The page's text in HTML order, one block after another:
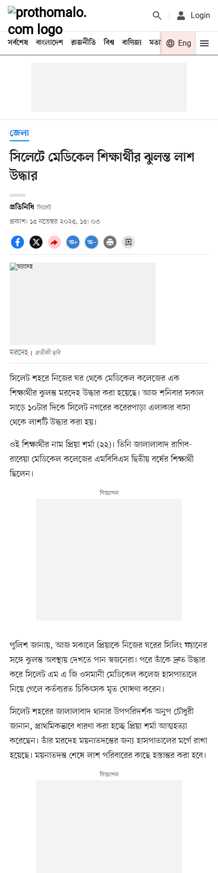
Login
সর্বশেষ বাংলাদেশ রাজনীতি বিশ্ব বাণিজ্য মতামত খেলা
Eng
জেলা
সিলেটে মেডিকেল শিক্ষার্থীর ঝুলন্ত লাশ
উদ্ধার
প্রতিনিধি সিলেট
প্রকাশ: ১৫ নভেম্বর ২০২৫, ১৫: ০৩
মরদেহ প্রতীকী ছবি
সিলেট শহরে নিজের ঘর থেকে মেডিকেল কলেজের এক
শিক্ষার্থীর ঝুলন্ত মরদেহ উদ্ধার করা হয়েছে। আজ শনিবার সকাল
সাড়ে ১০টার দিকে সিলেট নগরের করেরপাড়া এলাকার বাসা
থেকে লাশটি উদ্ধার করা হয়।
ওই শিক্ষার্থীর নাম প্রিয়া শর্মা (২২)। তিনি জালালাবাদ রাগিব-
রাবেয়া মেডিকেল কলেজের এমবিবিএস দ্বিতীয় বর্ষের শিক্ষার্থী
ছিলেন।
পুলিশ জানায়, আজ সকালে প্রিয়াকে নিজের ঘরের সিলিং ফ্যানের
সঙ্গে ঝুলন্ত অবস্থায় দেখতে পান স্বজনেরা। পরে তাঁকে দ্রুত উদ্ধার
করে সিলেট এম এ জি ওসমানী মেডিকেল কলেজ হাসপাতালে
নিয়ে গেলে কর্তব্যরত চিকিৎসক মৃত ঘোষণা করেন।
সিলেট শহরের জালালাবাদ থানার উপপরিদর্শক অনুপ চৌধুরী
জানান, প্রাথমিকভাবে ধারণা করা হচ্ছে প্রিয়া শর্মা আত্মহত্যা
করেছেন। তাঁর মরদেহ ময়নাতদন্তের জন্য হাসপাতালের মর্গে রাখা
হয়েছে। ময়নাতদন্ত শেষে লাশ পরিবারের কাছে হস্তান্তর করা হবে।